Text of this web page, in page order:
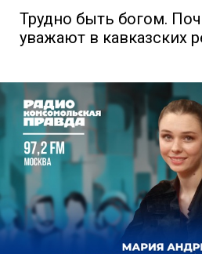
Трудно быть богом.
уважают в кавказских